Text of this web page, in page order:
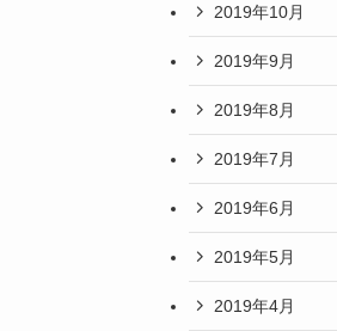
2019年10月
2019年9月
2019年8月
2019年7月
2019年6月
2019年5月
2019年4月